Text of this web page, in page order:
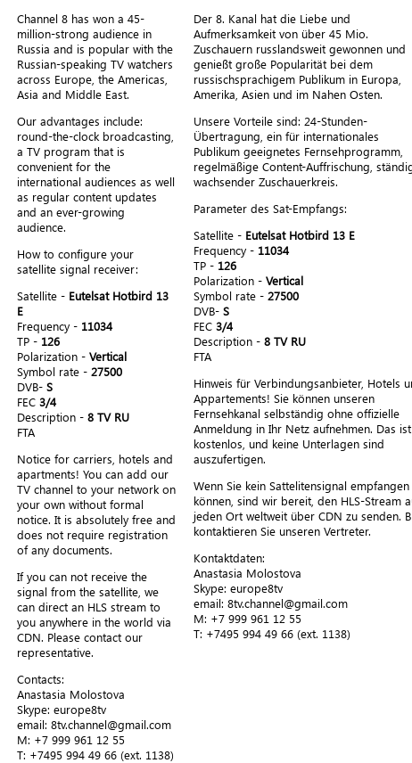
Channel 8 has won a 45-
million-strong audience in
Russia and is popular with the
Russian-speaking TV watchers
across Europe, the Americas,
Asia and Middle East.
Our advantages include:
round-the-clock broadcasting,
a TV program that is
convenient for the
international audiences as well
as regular content updates
and an ever-growing
audience.
How to configure your
satellite signal receiver:
Satellite - Eutelsat Hotbird 13
E
Frequency - 11034
TP - 126
Polarization - Vertical
Symbol rate - 27500
DVB- S
FEC 3/4
Description - 8 TV RU
FTA
Notice for carriers, hotels and
apartments! You can add our
TV channel to your network on
your own without formal
notice. It is absolutely free and
does not require registration
of any documents.
If you can not receive the
signal from the satellite, we
can direct an HLS stream to
you anywhere in the world via
CDN. Please contact our
representative.
Contacts:
Anastasia Molostova
​Skype: europe8tv
email: 8tv.channel@gmail.com
M: +7 999 961 12 55
T​: +7495 994 49 66 (ext. 1138)
Der 8. Kanal hat die Liebe und
Aufmerksamkeit von über 45 Mio.
Zuschauern russlandsweit gewonnen und
genießt große Popularität bei dem
russischsprachigem Publikum in Europa,
Amerika, Asien und im Nahen Osten.
Unsere Vorteile sind: 24-Stunden-
Übertragung, ein für internationales
Publikum geeignetes Fernsehprogramm,
regelmäßige Content-Auffrischung,
wachsender Zuschauerkreis.
Parameter des Sat-Empfangs:
Satellite - Eutelsat Hotbird 13 E
Frequency - 11034
TP - 126
Polarization - Vertical
Symbol rate - 27500
DVB- S
FEC 3/4
Description - 8 TV RU
FTA
Hinweis für Verbindungsanbieter, Hotels
Appartements! Sie können unseren
Fernsehkanal selbständig ohne offizielle
Anmeldung in Ihr Netz aufnehmen. Das ist
kostenlos, und keine Unterlagen sind
auszufertigen.
Wenn Sie kein Sattelitensignal empfangen
können, sind wir bereit, den HLS-Stream
jeden Ort weltweit über CDN zu senden.
kontaktieren Sie unseren Vertreter.
Kontaktdaten:
Anastasia Molostova
​Skype: europe8tv
email: 8tv.channel@gmail.com
M: +7 999 961 12 55
T​: +7495 994 49 66 (ext. 1138)